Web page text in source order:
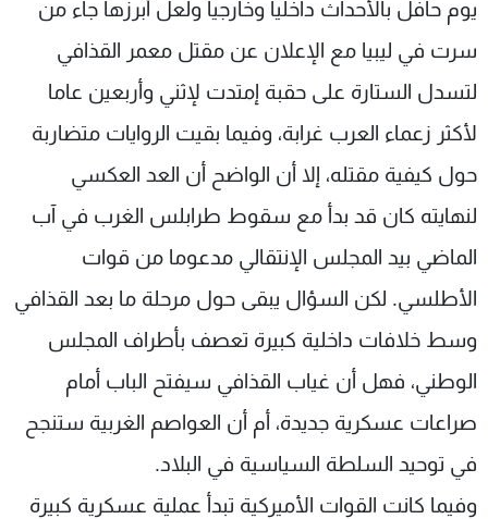
يوم حافل بالأحداث داخليا وخارجيا ولعل أبرزها جاء من
سرت في ليبيا مع الإعلان عن مقتل معمر القذافي
لتسدل الستارة على حقبة إمتدت لإثني وأربعين عاما
لأكثر زعماء العرب غرابة، وفيما بقيت الروايات متضاربة
حول كيفية مقتله، إلا أن الواضح أن العد العكسي
لنهايته كان قد بدأ مع سقوط طرابلس الغرب في آب
الماضي بيد المجلس الإنتقالي مدعوما من قوات
الأطلسي. لكن السؤال يبقى حول مرحلة ما بعد القذافي
وسط خلافات داخلية كبيرة تعصف بأطراف المجلس
الوطني، فهل أن غياب القذافي سيفتح الباب أمام
صراعات عسكرية جديدة، أم أن العواصم الغربية ستنجح
في توحيد السلطة السياسية في البلاد.
وفيما كانت القوات الأميركية تبدأ عملية عسكرية كبيرة